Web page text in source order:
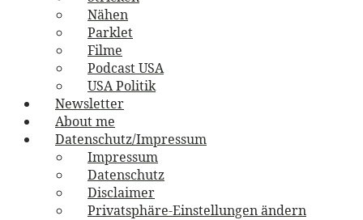
Nähen
Parklet
Filme
Podcast USA
USA Politik
Newsletter
About me
Datenschutz/Impressum
Impressum
Datenschutz
Disclaimer
Privatsphäre-Einstellungen ändern